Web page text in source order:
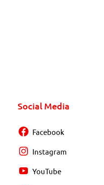
Social Media
Facebook
Instagram
YouTube